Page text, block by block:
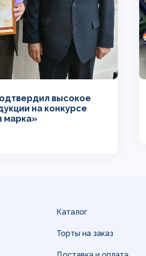
высокое
на конкурсе
марка»
Каталог
Торты на заказ